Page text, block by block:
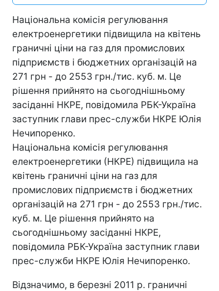
Національна комісія регулювання
електроенергетики підвищила на квітень
граничні ціни на газ для промислових
підприємств і бюджетних організацій на
271 грн - до 2553 грн./тис. куб. м. Це
рішення прийнято на сьогоднішньому
засіданні НКРЕ, повідомила РБК-Україна
заступник глави прес-служби НКРЕ Юлія
Нечипоренко.
Національна комісія регулювання
електроенергетики (НКРЕ) підвищила на
квітень граничні ціни на газ для
промислових підприємств і бюджетних
організацій на 271 грн - до 2553 грн./тис.
куб. м. Це рішення прийнято на
сьогоднішньому засіданні НКРЕ,
повідомила РБК-Україна заступник глави
прес-служби НКРЕ Юлія Нечипоренко.
Відзначимо, в березні 2011 р. граничні